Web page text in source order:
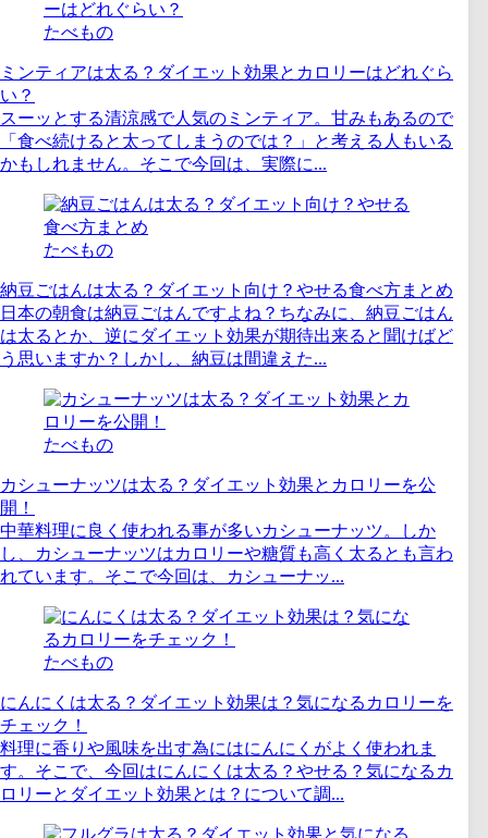
たべもの
ミンティアは太る？ダイエット効果とカロリーはどれぐら
い？
スーッとする清涼感で人気のミンティア。甘みもあるので
「食べ続けると太ってしまうのでは？」と考える人もいる
かもしれません。そこで今回は、実際に...
たべもの
納豆ごはんは太る？ダイエット向け？やせる食べ方まとめ
日本の朝食は納豆ごはんですよね？ちなみに、納豆ごはん
は太るとか、逆にダイエット効果が期待出来ると聞けばど
う思いますか？しかし、納豆は間違えた...
たべもの
カシューナッツは太る？ダイエット効果とカロリーを公
開！
中華料理に良く使われる事が多いカシューナッツ。しか
し、カシューナッツはカロリーや糖質も高く太るとも言わ
れています。そこで今回は、カシューナッ...
たべもの
にんにくは太る？ダイエット効果は？気になるカロリーを
チェック！
料理に香りや風味を出す為にはにんにくがよく使われま
す。そこで、今回はにんにくは太る？やせる？気になるカ
ロリーとダイエット効果とは？について調...